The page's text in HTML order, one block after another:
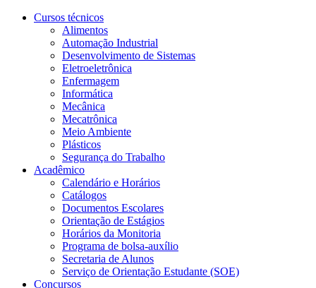
Cursos técnicos
Alimentos
Automação Industrial
Desenvolvimento de Sistemas
Eletroeletrônica
Enfermagem
Informática
Mecânica
Mecatrônica
Meio Ambiente
Plásticos
Segurança do Trabalho
Acadêmico
Calendário e Horários
Catálogos
Documentos Escolares
Orientação de Estágios
Horários da Monitoria
Programa de bolsa-auxílio
Secretaria de Alunos
Serviço de Orientação Estudante (SOE)
Concursos